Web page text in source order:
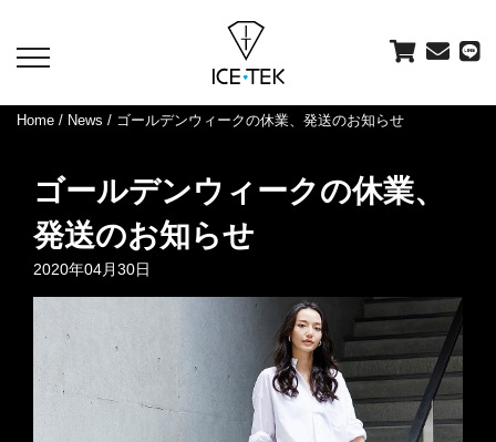
toggle
Home / News / ゴールデンウィークの休業、発送のお知らせ
ゴールデンウィークの休業、
発送のお知らせ
2020年04月30日